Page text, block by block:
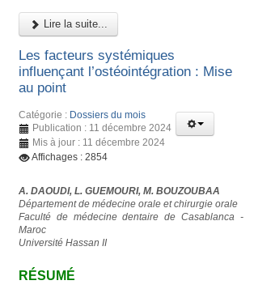
Lire la suite...
Les facteurs systémiques
influençant l’ostéointégration : Mise
au point
Catégorie : Dossiers du mois
Publication : 11 décembre 2024
Mis à jour : 11 décembre 2024
Affichages : 2854
A. DAOUDI, L. GUEMOURI, M. BOUZOUBAA
Département de médecine orale et chirurgie orale
Faculté de médecine dentaire de Casablanca -
Maroc
Université Hassan II
RÉSUMÉ